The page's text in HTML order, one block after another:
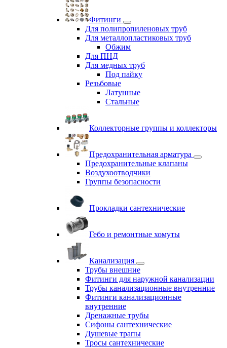
Фитинги
Для полипропиленовых труб
Для металлопластиковых труб
Обжим
Для ПНД
Для медных труб
Под пайку
Резьбовые
Латунные
Cтальные
Коллекторные группы и коллекторы
Предохранительная арматура
Предохранительные клапаны
Воздухоотводчики
Группы безопасности
Прокладки сантехнические
Гебо и ремонтные хомуты
Канализация
Трубы внешние
Фитинги для наружной канализации
Трубы канализационные внутренние
Фитинги канализационные
внутренние
Дренажные трубы
Сифоны сантехнические
Душевые трапы
Тросы сантехнические